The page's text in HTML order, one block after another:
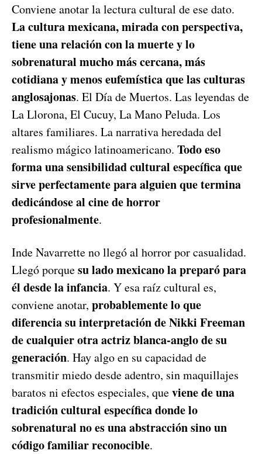
Conviene anotar la lectura cultural de ese dato.
La cultura mexicana, mirada con perspectiva,
tiene una relación con la muerte y lo
sobrenatural mucho más cercana, más
cotidiana y menos eufemística que las culturas
anglosajonas. El Día de Muertos. Las leyendas de
La Llorona, El Cucuy, La Mano Peluda. Los
altares familiares. La narrativa heredada del
realismo mágico latinoamericano. Todo eso
forma una sensibilidad cultural específica que
sirve perfectamente para alguien que termina
dedicándose al cine de horror
profesionalmente.
Inde Navarrette no llegó al horror por casualidad.
Llegó porquesu lado mexicano la preparó para
él desde la infancia. Y esa raíz cultural es,
conviene anotar, probablemente lo que
diferencia su interpretación de Nikki Freeman
de cualquier otra actriz blanca-anglo de su
generación. Hay algo en su capacidad de
transmitir miedo desde adentro, sin maquillajes
baratos ni efectos especiales, queviene de una
tradición cultural específica donde lo
sobrenatural no es una abstracción sino un
código familiar reconocible.